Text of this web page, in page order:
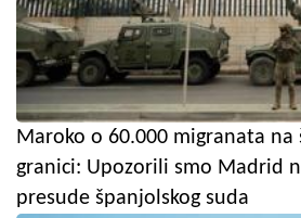
Maroko o 60.000 migranata na
granici: Upozorili smo Madrid
presude španjolskog suda